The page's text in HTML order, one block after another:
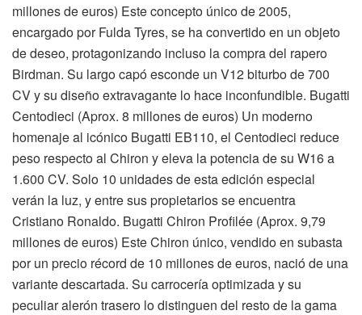
millones de euros) Este concepto único de 2005,
encargado por Fulda Tyres, se ha convertido en un objeto
de deseo, protagonizando incluso la compra del rapero
Birdman. Su largo capó esconde un V12 biturbo de 700
CV y su diseño extravagante lo hace inconfundible. Bugatti
Centodieci (Aprox. 8 millones de euros) Un moderno
homenaje al icónico Bugatti EB110, el Centodieci reduce
peso respecto al Chiron y eleva la potencia de su W16 a
1.600 CV. Solo 10 unidades de esta edición especial
verán la luz, y entre sus propietarios se encuentra
Cristiano Ronaldo. Bugatti Chiron Profilée (Aprox. 9,79
millones de euros) Este Chiron único, vendido en subasta
por un precio récord de 10 millones de euros, nació de una
variante descartada. Su carrocería optimizada y su
peculiar alerón trasero lo distinguen del resto de la gama